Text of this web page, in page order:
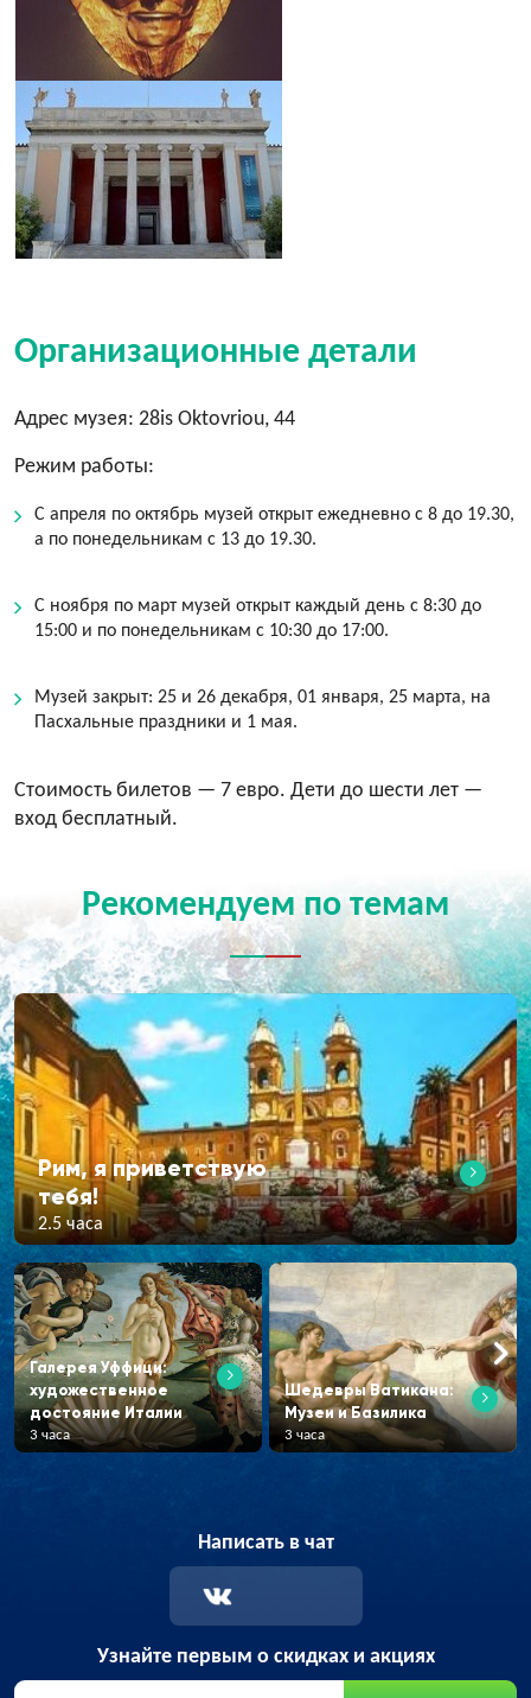
Организационные детали
Адрес музея: 28is Oktovriou, 44
Режим работы:
С апреля по октябрь музей открыт ежедневно с 8 до 19.30,
а по понедельникам с 13 до 19.30.
С ноября по март музей открыт каждый день с 8:30 до
15:00 и по понедельникам с 10:30 до 17:00.
Музей закрыт: 25 и 26 декабря, 01 января, 25 марта, на
Пасхальные праздники и 1 мая.
Стоимость билетов — 7 евро. Дети до шести лет —
вход бесплатный.
Рекомендуем по темам
Рим, я приветствую
тебя!
2.5 часа
Галерея Уффици:
художественное
достояние Италии
3 часа
Шедевры Ватикана:
Музеи и Базилика
3 часа
Написать в чат
Узнайте первым о скидках и акциях